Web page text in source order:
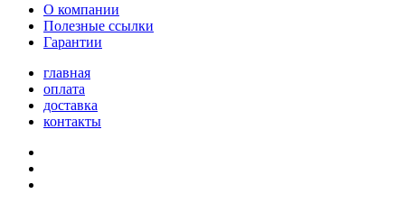
О компании
Полезные ссылки
Гарантии
главная
оплата
доставка
контакты